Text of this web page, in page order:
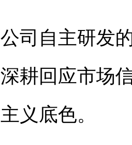
公司自主研发
深耕回应市场
主义底色。